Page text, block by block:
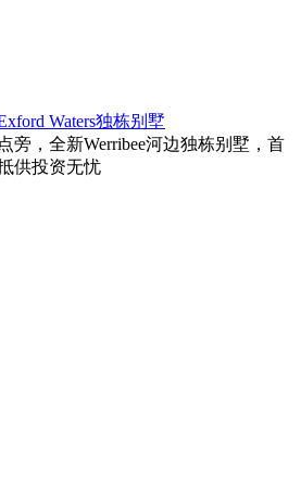
Waters独栋别墅
旁，全新Werribee河边独栋别墅，首
供投资无忧